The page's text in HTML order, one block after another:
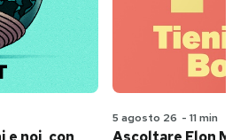
5 agosto 26 - 11 min